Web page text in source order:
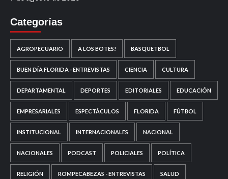
Categorías
AGROPECUARIO A LOS BOTES! BASQUETBOL
BUEN DÍA FLORIDA - ENTREVISTAS CIENCIA CULTURA
DEPARTAMENTAL DEPORTES EDITORIALES EDUCACIÓN
EMPRESARIALES ESPECTÁCULOS FLORIDA FÚTBOL
INSTITUCIONAL INTERNACIONALES NACIONAL
NACIONALES PODCAST POLICIALES POLÍTICA
RELIGIÓN ROMPECABEZAS - ENTREVISTAS SALUD